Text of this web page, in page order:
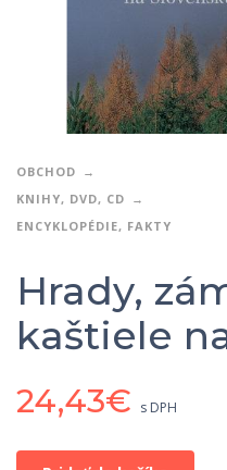
OBCHOD
KNIHY, DVD, CD
ENCYKLOPÉDIE, FAKTY
Hrady,
kaštiele
24,43€ s DPH